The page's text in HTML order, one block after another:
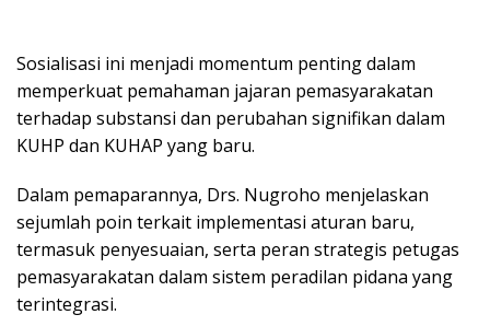
Sosialisasi ini menjadi momentum penting dalam
memperkuat pemahaman jajaran pemasyarakatan
terhadap substansi dan perubahan signifikan dalam
KUHP dan KUHAP yang baru.
Dalam pemaparannya, Drs. Nugroho menjelaskan
sejumlah poin terkait implementasi aturan baru,
termasuk penyesuaian, serta peran strategis petugas
pemasyarakatan dalam sistem peradilan pidana yang
terintegrasi.